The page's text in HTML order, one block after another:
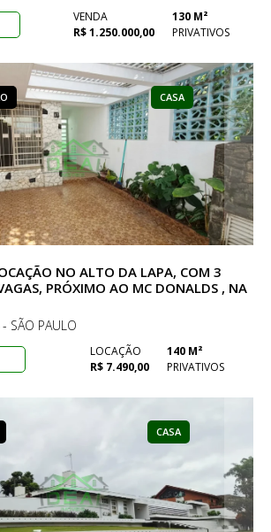
VENDA
R$ 1.250.000,00
130 M²
PRIVATIVOS
CASA
NO ALTO DA LAPA, COM 3
PRÓXIMO AO MC DONALDS , NA
SÃO PAULO
LOCAÇÃO
R$ 7.490,00
140 M²
PRIVATIVOS
CASA